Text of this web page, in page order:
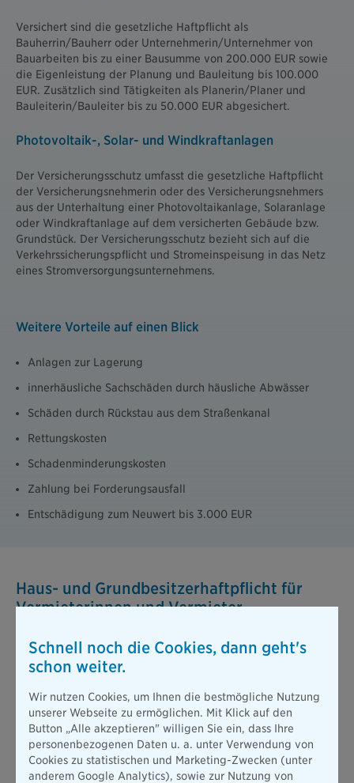
Versichert sind die gesetzliche Haftpflicht als
Bauherrin/Bauherr oder Unternehmerin/Unternehmer von
Bauarbeiten bis zu einer Bausumme von 200.000 EUR sowie
die Eigenleistung der Planung und Bauleitung bis 100.000
EUR. Zusätzlich sind Tätigkeiten als Planerin/Planer und
Bauleiterin/Bauleiter bis zu 50.000 EUR abgesichert.
Photovoltaik-, Solar- und Windkraftanlagen
Der Versicherungsschutz umfasst die gesetzliche Haftpflicht
der Versicherungsnehmerin oder des Versicherungsnehmers
aus der Unterhaltung einer Photovoltaikanlage, Solaranlage
oder Windkraftanlage auf dem versicherten Gebäude bzw.
Grundstück. Der Versicherungsschutz bezieht sich auf die
Verkehrssicherungspflicht und Stromeinspeisung in das Netz
eines Stromversorgungsunternehmens.
Weitere Vorteile auf einen Blick
Anlagen zur Lagerung
innerhäusliche Sachschäden durch häusliche Abwässer
Schäden durch Rückstau aus dem Straßenkanal
Rettungskosten
Schadenminderungskosten
Zahlung bei Forderungsausfall
Entschädigung zum Neuwert bis 3.000 EUR
Haus- und Grundbesitzerhaftpflicht für
Vermieterinnen und Vermieter
Hälfte der Bevölkerung wohnt zur Miete (Quelle:Statistisches
Bundesamt ). Wer als Eigentümer Wohnraum vermietet, trägt
dazu verpflichtet, dafür zu sorgen, dass Mieter,
Besucherinnen und Passanten Ihr Gebäude und Grundstück
sicher betreten und verlassen können.Mit der Haus- und
Grundbesitzerhaftpflicht sind Sie als Vermieter oder
Vermieterin umfassend geschützt: bei Personen-, Sach- und
Vermögensschäden, die im Zusammenhang mit Ihrem
Schnell noch die Cookies, dann geht's
schon weiter.
Wir nutzen Cookies, um Ihnen die bestmögliche Nutzung
unserer Webseite zu ermöglichen. Mit Klick auf den
Button „Alle akzeptieren" willigen Sie ein, dass Ihre
personenbezogenen Daten u. a. unter Verwendung von
Cookies zu statistischen und Marketing-Zwecken (unter
anderem Google Analytics), sowie zur Nutzung von